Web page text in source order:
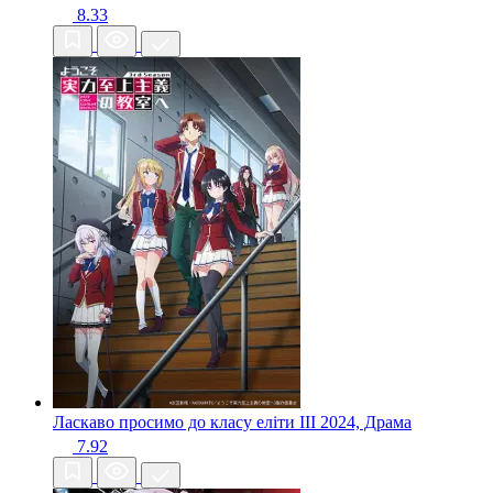
8.33
Ласкаво просимо до класу еліти III 2024, Драма
7.92